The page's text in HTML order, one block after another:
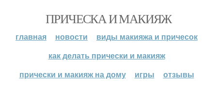
ПРИЧЕСКА И МАКИЯЖ
главная новости
виды макияжа и причесок
как делать прически и макияж
прически и макияж на дому
игры отзывы